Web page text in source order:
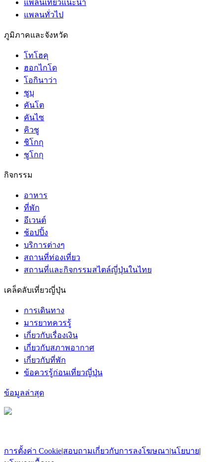
แพลนเที่ยวแนะนำ
แพลนทั่วไป
ภูมิภาคและจังหวัด
โทโฮคุ
ฮอกไกโด
โอกินาว่า
ชูบุ
คันโต
คันไซ
คิวชู
ชิโกกุ
ชูโกกุ
กิจกรรม
อาหาร
ที่พัก
อีเวนต์
ช้อปปิ้ง
บริการต่างๆ
สถานที่ท่องเที่ยว
สถานที่และกิจกรรมสไตล์ญี่ปุ่นในไทย
เคล็ดลับเที่ยวญี่ปุ่น
การเดินทาง
มารยาทควรรู้
เกี่ยวกับเรื่องเงิน
เกี่ยวกับสภาพอากาศ
เกี่ยวกับที่พัก
ข้อควรรู้ก่อนเที่ยวญี่ปุ่น
ข้อมูลล่าสุด
การตั้งค่า Cookie|สอบถามเกี่ยวกับการลงโฆษณา|นโยบาย|